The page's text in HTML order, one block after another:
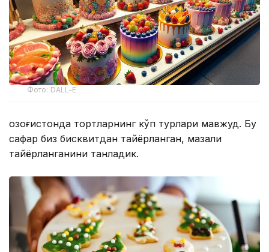
Фото: DALL-E
Қозоғистонда тортларнинг кўп турлари мавжуд. Бу
сафар биз бисквитдан тайёрланган, мазали
тайёрланганини танладик.